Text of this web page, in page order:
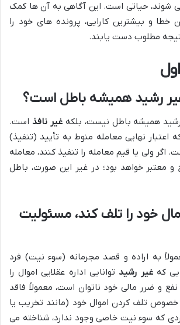
شوند، حیاتی است. این آگاهی به آن ها کمک
خطا و بیشترین کارایی، پرونده های خود را
مطلوب دست یابند.
غیر رشید همیشه باطل است؟
رشید همیشه باطل نیست، بلکهغیر نافذ است.
اعتبار نهایی معامله منوط به تأیید (تنفیذ)
اگر ولی یا قیم معامله را تنفیذ کنند، معامله
معتبر خواهد بود؛ در غیر این صورت، باطل
خود را تلف کند، مسئولیت
به اراده و قصد مجرمانه (سوء نیت) فرد
که غیر رشید توانایی اداره عقلایی اموال را
و ضرر مالی خود ناتوان است، معمولاً فاقد
تلف کردن اموال خود (مانند تخریب یا
که سوء نیت خاصی وجود ندارد، شناخته می